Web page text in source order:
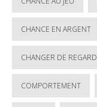
CHANCE EN ARGENT
CHANGER DE REGARD
COMPORTEMENT